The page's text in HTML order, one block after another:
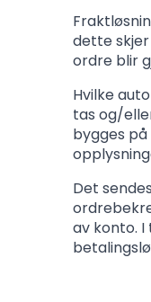
dette
ordre blir
Hvilke
tas og/
bygges
Det
av konto.